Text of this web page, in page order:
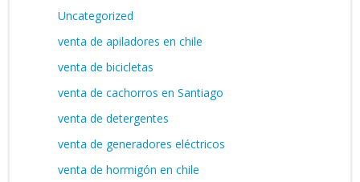
Uncategorized
venta de apiladores en chile
venta de bicicletas
venta de cachorros en Santiago
venta de detergentes
venta de generadores eléctricos
venta de hormigón en chile